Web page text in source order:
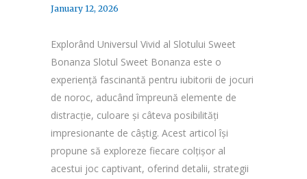
January 12, 2026
Explorând Universul Vivid al Slotului Sweet
Bonanza Slotul Sweet Bonanza este o
experiență fascinantă pentru iubitorii de jocuri
de noroc, aducând împreună elemente de
distracție, culoare și câteva posibilități
impresionante de câștig. Acest articol își
propune să exploreze fiecare colțișor al
acestui joc captivant, oferind detalii, strategii